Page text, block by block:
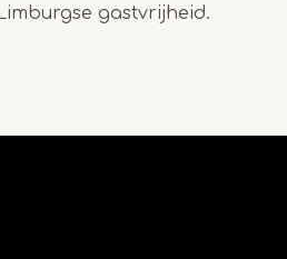
Limburgse gastvrijheid.